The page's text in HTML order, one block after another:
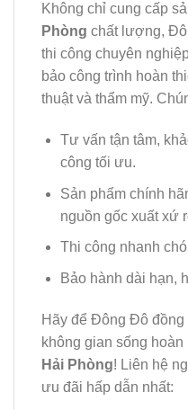
Không chỉ cung cấp
Phòng chất lượng,
thi công chuyên
bảo công trình hoàn
thuật và thẩm mỹ.
Tư vấn tận tâm,
công tối ưu.
Sản phẩm chính
nguồn gốc xuất xứ
Thi công nhanh
Bảo hành dài hạn,
Hãy để Đông Đô đồng
không gian sống hoàn
Hải Phòng! Liên hệ
ưu đãi hấp dẫn nhất: